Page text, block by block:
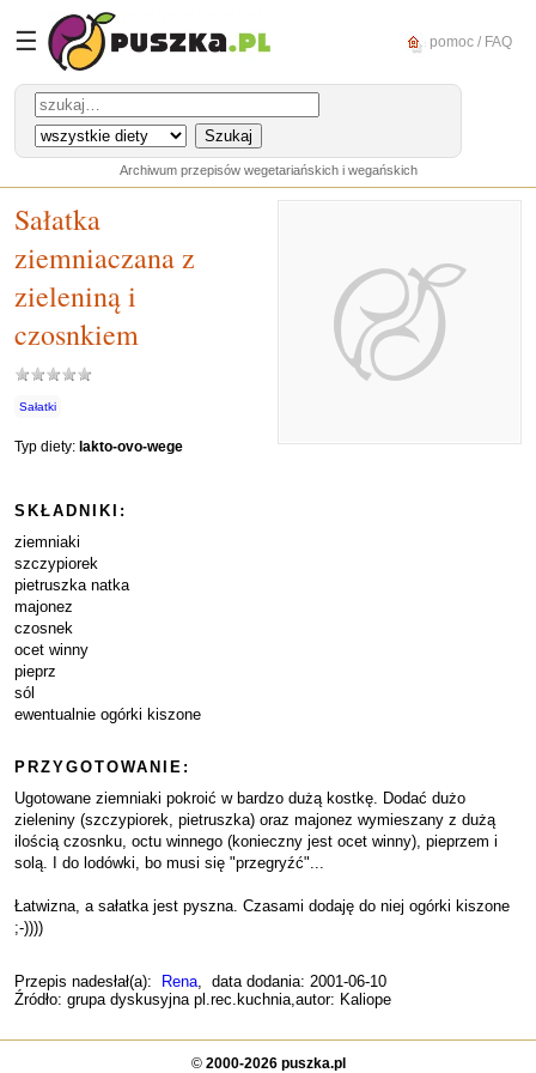
☰ pomoc / FAQ
Archiwum przepisów wegetariańskich i wegańskich
Sałatka
ziemniaczana z
zieleniną i
czosnkiem
Sałatki
Typ diety: lakto-ovo-wege
SKŁADNIKI:
ziemniaki
szczypiorek
pietruszka natka
majonez
czosnek
ocet winny
pieprz
sól
ewentualnie ogórki kiszone
PRZYGOTOWANIE:
Ugotowane ziemniaki pokroić w bardzo dużą kostkę. Dodać dużo
zieleniny (szczypiorek, pietruszka) oraz majonez wymieszany z dużą
ilością czosnku, octu winnego (konieczny jest ocet winny), pieprzem i
solą. I do lodówki, bo musi się "przegryźć"...
Łatwizna, a sałatka jest pyszna. Czasami dodaję do niej ogórki kiszone
;-))))
Przepis nadesłał(a): Rena, data dodania: 2001-06-10
Źródło: grupa dyskusyjna pl.rec.kuchnia,autor: Kaliope
© 2000-2026 puszka.pl